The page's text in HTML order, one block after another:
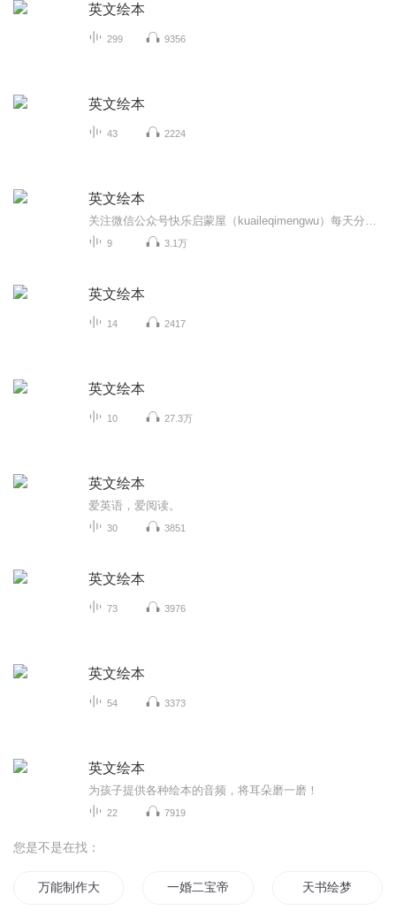
英文绘本
299 9356
英文绘本
43 2224
英文绘本
9 3.1万
英文绘本
14 2417
英文绘本
10 27.3万
英文绘本
爱英语，爱阅读。
30 3851
英文绘本
73 3976
英文绘本
54 3373
英文绘本
为孩子提供各种绘本的音频，将耳朵磨一磨！
22 7919
您是不是在找：
万能制作大师 一婚二宝帝少宠妻无节制 天书绘梦